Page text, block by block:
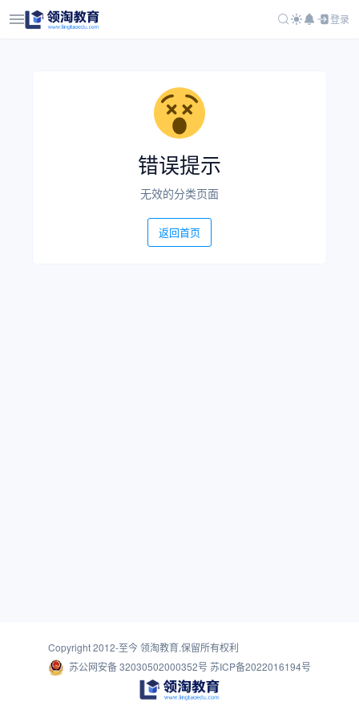
登录
错误提示
无效的分类页面
返回首页
Copyright 2012-至今领淘教育.保留所有权利
苏公网安备 32030502000352号 苏ICP备2022016194号